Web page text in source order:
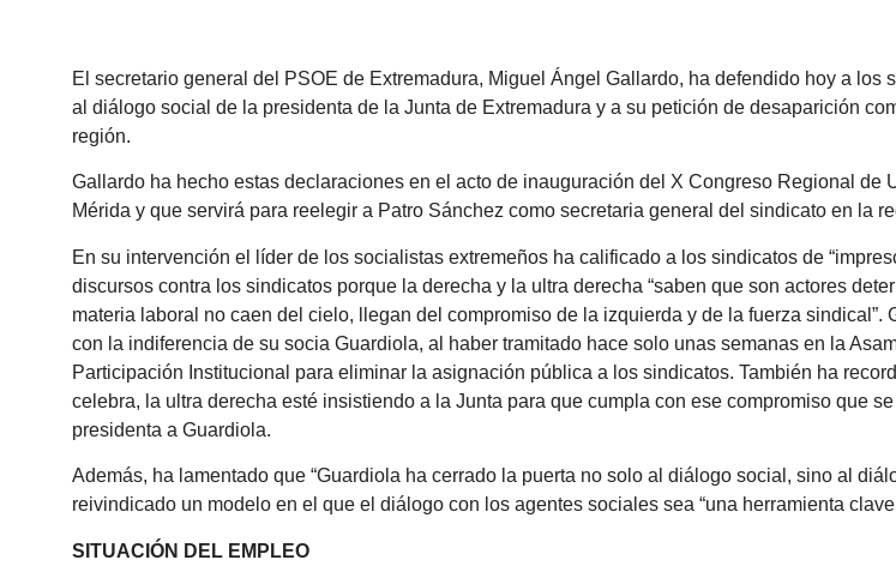
El secretario general del PSOE de Extremadura, Miguel Ángel Gallardo, ha defendido hoy a los
al diálogo social de la presidenta de la Junta de Extremadura y a su petición de desaparición
región.
Gallardo ha hecho estas declaraciones en el acto de inauguración del X Congreso Regional de
Mérida y que servirá para reelegir a Patro Sánchez como secretaria general del sindicato en la
En su intervención el líder de los socialistas extremeños ha calificado a los sindicatos de
discursos contra los sindicatos porque la derecha y la ultra derecha “saben que son actores
materia laboral no caen del cielo, llegan del compromiso de la izquierda y de la fuerza sindical”.
con la indiferencia de su socia Guardiola, al haber tramitado hace solo unas semanas en la
Participación Institucional para eliminar la asignación pública a los sindicatos. También ha
celebra, la ultra derecha esté insistiendo a la Junta para que cumpla con ese compromiso que
presidenta a Guardiola.
Además, ha lamentado que “Guardiola ha cerrado la puerta no solo al diálogo social, sino al
reivindicado un modelo en el que el diálogo con los agentes sociales sea “una herramienta
SITUACIÓN DEL EMPLEO